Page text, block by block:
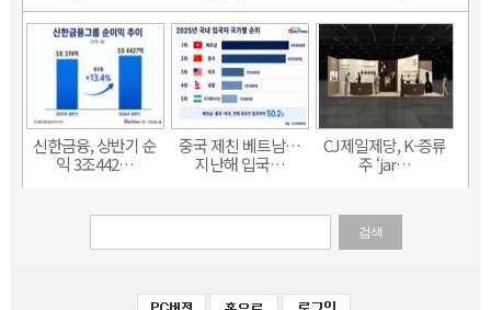
신한금융, 상반기 순
익 3조442…
중국 제친 베트남…
지난해 입국…
CJ제일제당, K-증류
주 ‘jar…
검색